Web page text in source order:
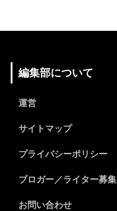
編集部について
運営
サイトマップ
プライバシーポリシー
ブロガー／ライター募集
お問い合わせ